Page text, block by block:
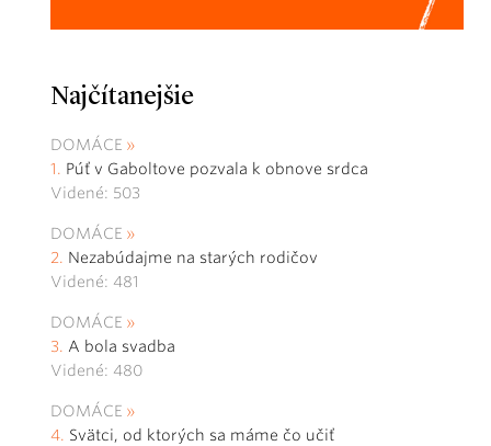
Najčítanejšie
DOMÁCE
Púť v Gaboltove pozvala k obnove srdca
Videné: 503
DOMÁCE
Nezabúdajme na starých rodičov
Videné: 481
DOMÁCE
A bola svadba
Videné: 480
DOMÁCE
Svätci, od ktorých sa máme čo učiť